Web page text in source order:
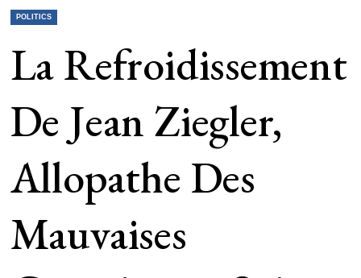
POLITICS
La Refroidissement
De Jean Ziegler,
Allopathe Des
Mauvaises